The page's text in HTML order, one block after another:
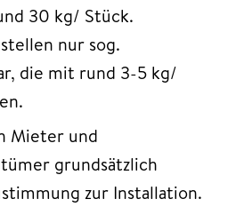
30 kg/ Stück.
nur sog.
die mit rund 3-5 kg/
Mieter und
grundsätzlich
zur Installation.